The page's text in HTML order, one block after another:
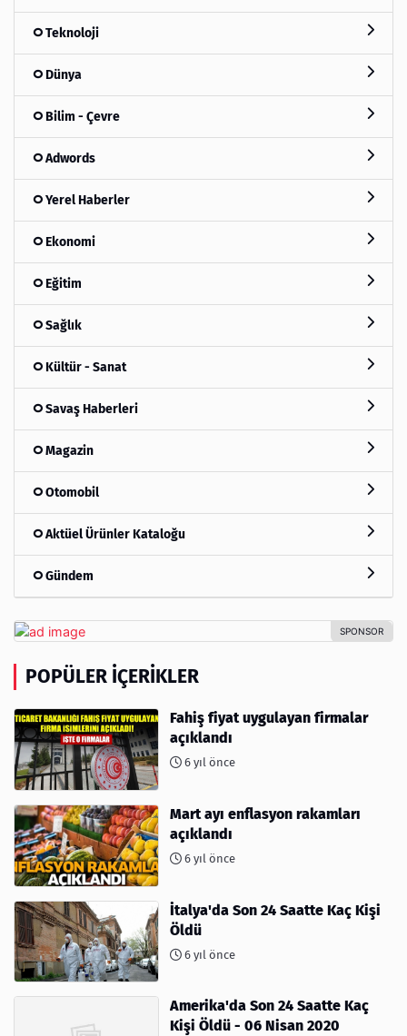
Teknoloji
Dünya
Bilim - Çevre
Adwords
Yerel Haberler
Ekonomi
Eğitim
Sağlık
Kültür - Sanat
Savaş Haberleri
Magazin
Otomobil
Aktüel Ürünler Kataloğu
Gündem
POPÜLER İÇERIKLER
Fahiş fiyat uygulayan firmalar
açıklandı
6 yıl önce
Mart ayı enflasyon rakamları
açıklandı
6 yıl önce
İtalya'da Son 24 Saatte Kaç Kişi
Öldü
6 yıl önce
Amerika'da Son 24 Saatte Kaç
Kişi Öldü - 06 Nisan 2020